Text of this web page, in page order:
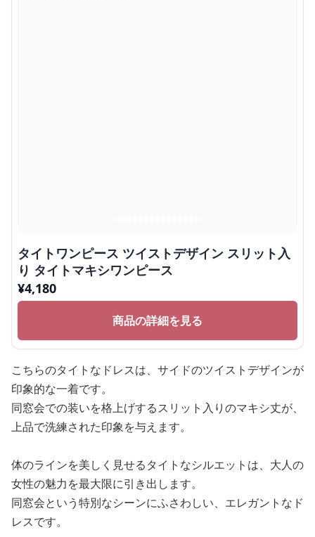
タイトワンピース ツイストデザイン スリット入
り タイトマキシワンピース
¥4,180
商品の詳細を見る
こちらのタイトなドレスは、サイドのツイストデザインが
印象的な一着です。
同窓会での装いを格上げするスリット入りのマキシ丈が、
上品で洗練された印象を与えます。
体のラインを美しく見せるタイトなシルエットは、大人の
女性の魅力を最大限に引き出します。
同窓会という特別なシーンにふさわしい、エレガントなド
レスです。